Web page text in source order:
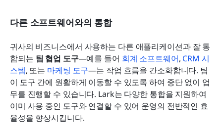
다른 소프트웨어와의 통합
귀사의 비즈니스에서 사용하는 다른 애플리케이션과 잘 통
합되는 팀 협업 도구—예를 들어 회계 소프트웨어, CRM 시
스템, 또는 마케팅 도구—는 작업 흐름을 간소화합니다. 팀
이 도구 간에 원활하게 이동할 수 있도록 하여 중단 없이 업
무를 진행할 수 있습니다. Lark는 다양한 통합을 지원하여
이미 사용 중인 도구와 연결할 수 있어 운영의 전반적인 효
율성을 향상시킵니다.